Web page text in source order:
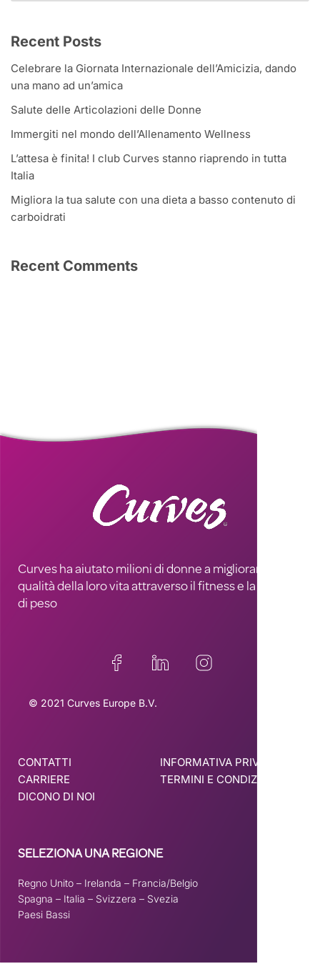
Recent Posts
Celebrare la Giornata Internazionale dell’Amicizia, dando
una mano ad un’amica
Salute delle Articolazioni delle Donne
Immergiti nel mondo dell’Allenamento Wellness
L’attesa è finita! I club Curves stanno riaprendo in tutta
Italia
Migliora la tua salute con una dieta a basso contenuto di
carboidrati
Recent Comments
Curves ha aiutato milioni di donne a migliorare la
qualità della loro vita attraverso il fitness e la perdita
di peso
© 2021 Curves Europe B.V.
CONTATTI
CARRIERE
DICONO DI NOI
INFORMATIVA PRIVACY
TERMINI E CONDIZIONI
SELEZIONA UNA REGIONE
Regno Unito – Irelanda – Francia/Belgio
Spagna – Italia – Svizzera – Svezia
Paesi Bassi